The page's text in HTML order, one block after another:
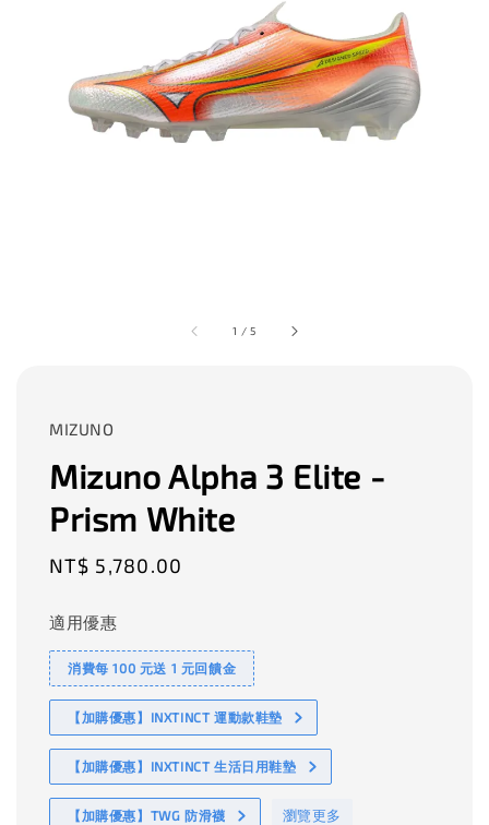
1 /5
MIZUNO
Mizuno Alpha 3 Elite -
Prism White
Regular
NT$ 5,780.00
適用優惠
消費每 100 元送 1 元回饋金
【加購優惠】INXTINCT 運動款鞋墊
【加購優惠】INXTINCT 生活日用鞋墊
【加購優惠】TWG 防滑襪 瀏覽更多